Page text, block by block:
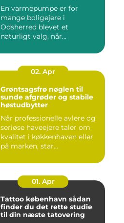
En varmepumpe er for
mange boligejere i
Odsherred blevet et
naturligt valg, når
02. Apr
Grøntsagsfrø nøglen til
sunde afgrøder og stabile
høstudbytter
Når professionelle avlere og
seriøse haveejere taler om
kvalitet i køkkenhaven eller
på marken, star...
01. Apr
Tattoo københavn sådan
finder du det rette studie
til din næste tatovering